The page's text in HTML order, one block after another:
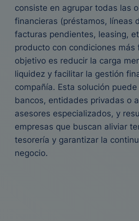
consiste en agrupar todas las
financieras (préstamos, líneas
facturas pendientes, leasing,
producto con condiciones más
objetivo es reducir la carga
liquidez y facilitar la gestión
compañía. Esta solución
bancos, entidades privadas o
asesores especializados, y
empresas que buscan aliviar
tesorería y garantizar la
negocio.